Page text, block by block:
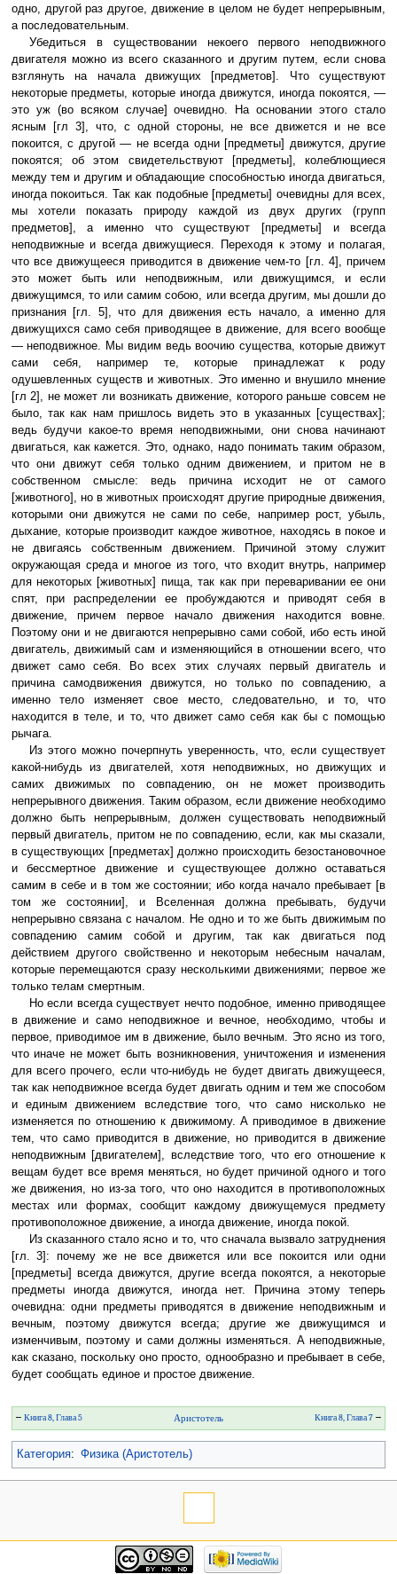
одно, другой раз другое, движение в целом не будет непрерывным,
а последовательным.
Убедиться в существовании некоего первого неподвижного
двигателя можно из всего сказанного и другим путем, если снова
взглянуть на начала движущих [предметов]. Что существуют
некоторые предметы, которые иногда движутся, иногда покоятся, —
это уж (во всяком случае] очевидно. На основании этого стало
ясным [гл 3], что, с одной стороны, не все движется и не все
покоится, с другой — не всегда одни [предметы] движутся, другие
покоятся; об этом свидетельствуют [предметы], колеблющиеся
между тем и другим и обладающие способностью иногда двигаться,
иногда покоиться. Так как подобные [предметы] очевидны для всех,
мы хотели показать природу каждой из двух других (групп
предметов], а именно что существуют [предметы] и всегда
неподвижные и всегда движущиеся. Переходя к этому и полагая,
что все движущееся приводится в движение чем-то [гл. 4], причем
это может быть или неподвижным, или движущимся, и если
движущимся, то или самим собою, или всегда другим, мы дошли до
признания [гл. 5], что для движения есть начало, а именно для
движущихся само себя приводящее в движение, для всего вообще
— неподвижное. Мы видим ведь воочию существа, которые движут
сами себя, например те, которые принадлежат к роду
одушевленных существ и животных. Это именно и внушило мнение
[гл 2], не может ли возникать движение, которого раньше совсем не
было, так как нам пришлось видеть это в указанных [существах];
ведь будучи какое-то время неподвижными, они снова начинают
двигаться, как кажется. Это, однако, надо понимать таким образом,
что они движут себя только одним движением, и притом не в
собственном смысле: ведь причина исходит не от самого
[животного], но в животных происходят другие природные движения,
которыми они движутся не сами по себе, например рост, убыль,
дыхание, которые производит каждое животное, находясь в покое и
не двигаясь собственным движением. Причиной этому служит
окружающая среда и многое из того, что входит внутрь, например
для некоторых [животных] пища, так как при переваривании ее они
спят, при распределении ее пробуждаются и приводят себя в
движение, причем первое начало движения находится вовне.
Поэтому они и не двигаются непрерывно сами собой, ибо есть иной
двигатель, движимый сам и изменяющийся в отношении всего, что
движет само себя. Во всех этих случаях первый двигатель и
причина самодвижения движутся, но только по совпадению, а
именно тело изменяет свое место, следовательно, и то, что
находится в теле, и то, что движет само себя как бы с помощью
рычага.
Из этого можно почерпнуть уверенность, что, если существует
какой-нибудь из двигателей, хотя неподвижных, но движущих и
самих движимых по совпадению, он не может производить
непрерывного движения. Таким образом, если движение необходимо
должно быть непрерывным, должен существовать неподвижный
первый двигатель, притом не по совпадению, если, как мы сказали,
в существующих [предметах] должно происходить безостановочное
и бессмертное движение и существующее должно оставаться
самим в себе и в том же состоянии; ибо когда начало пребывает [в
том же состоянии], и Вселенная должна пребывать, будучи
непрерывно связана с началом. Не одно и то же быть движимым по
совпадению самим собой и другим, так как двигаться под
действием другого свойственно и некоторым небесным началам,
которые перемещаются сразу несколькими движениями; первое же
только телам смертным.
Но если всегда существует нечто подобное, именно приводящее
в движение и само неподвижное и вечное, необходимо, чтобы и
первое, приводимое им в движение, было вечным. Это ясно из того,
что иначе не может быть возникновения, уничтожения и изменения
для всего прочего, если что-нибудь не будет двигать движущееся,
так как неподвижное всегда будет двигать одним и тем же способом
и единым движением вследствие того, что само нисколько не
изменяется по отношению к движимому. А приводимое в движение
тем, что само приводится в движение, но приводится в движение
неподвижным [двигателем], вследствие того, что его отношение к
вещам будет все время меняться, но будет причиной одного и того
же движения, но из-за того, что оно находится в противоположных
местах или формах, сообщит каждому движущемуся предмету
противоположное движение, а иногда движение, иногда покой.
Из сказанного стало ясно и то, что сначала вызвало затруднения
[гл. 3]: почему же не все движется или все покоится или одни
[предметы] всегда движутся, другие всегда покоятся, а некоторые
предметы иногда движутся, иногда нет. Причина этому теперь
очевидна: одни предметы приводятся в движение неподвижным и
вечным, поэтому движутся всегда; другие же движущимся и
изменчивым, поэтому и сами должны изменяться. А неподвижные,
как сказано, поскольку оно просто, однообразно и пребывает в себе,
будет сообщать единое и простое движение.
← Книга 8, Глава 5 Аристотель Книга 8, Глава 7→
Категория: Физика (Аристотель)